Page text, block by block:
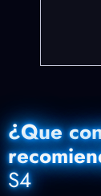
¿Que
S4